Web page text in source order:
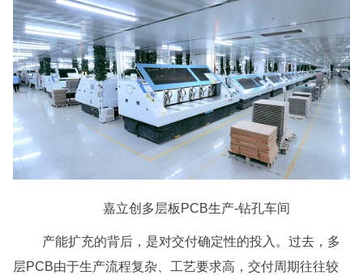
嘉立创多层板PCB生产-钻孔车间
产能扩充的背后，是对交付确定性的投入。过去，多
层PCB由于生产流程复杂、工艺要求高，交付周期往往较